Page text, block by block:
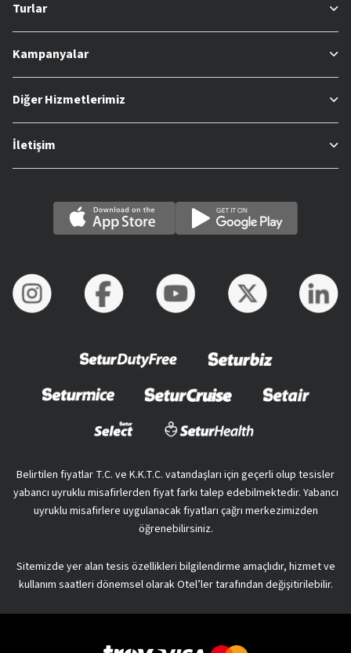
Turlar
Kampanyalar
Diğer Hizmetlerimiz
İletişim
Belirtilen fiyatlar T.C. ve K.K.T.C. vatandaşları için geçerli olup tesisler
yabancı uyruklu misafirlerden fiyat farkı talep edebilmektedir. Yabancı
uyruklu misafirlere uygulanacak fiyatları çağrı merkezimizden
öğrenebilirsiniz.
Sitemizde yer alan tesis özellikleri bilgilendirme amaçlıdır, hizmet ve
kullanım saatleri dönemsel olarak Otel’ler tarafından değişitirilebilir.